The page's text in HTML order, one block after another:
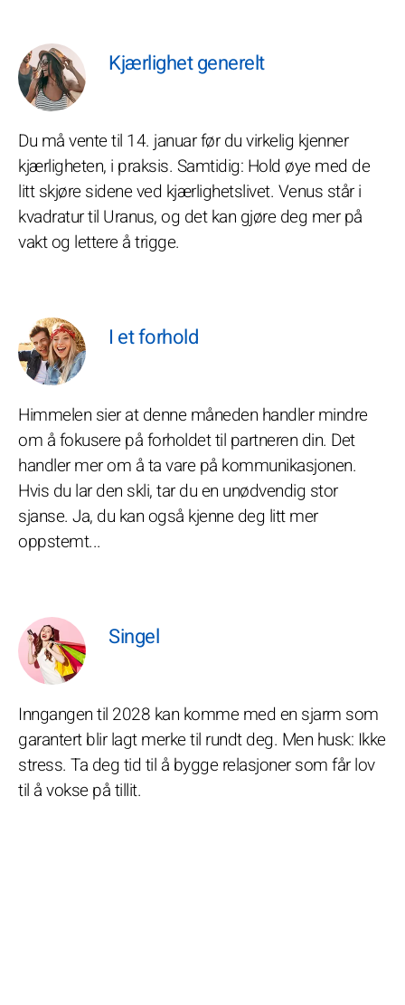
Kjærlighet generelt
Du må vente til 14. januar før du virkelig kjenner
kjærligheten, i praksis. Samtidig: Hold øye med de
litt skjøre sidene ved kjærlighetslivet. Venus står i
kvadratur til Uranus, og det kan gjøre deg mer på
vakt og lettere å trigge.
I et forhold
Himmelen sier at denne måneden handler mindre
om å fokusere på forholdet til partneren din. Det
handler mer om å ta vare på kommunikasjonen.
Hvis du lar den skli, tar du en unødvendig stor
sjanse. Ja, du kan også kjenne deg litt mer
oppstemt...
Singel
Inngangen til 2028 kan komme med en sjarm som
garantert blir lagt merke til rundt deg. Men husk: Ikke
stress. Ta deg tid til å bygge relasjoner som får lov
til å vokse på tillit.